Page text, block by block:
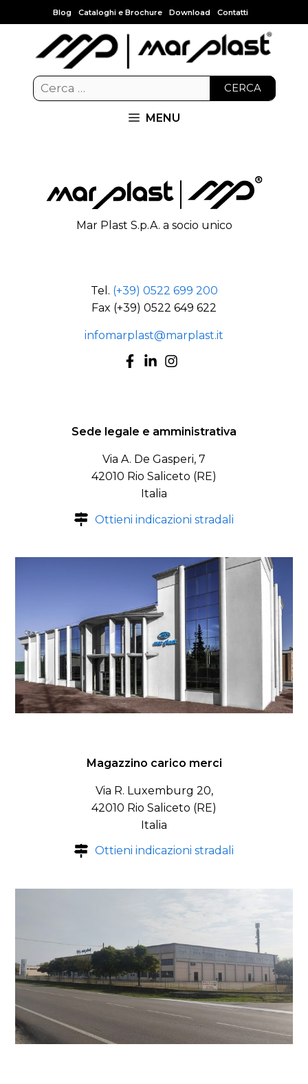
Blog Cataloghi e Brochure Download Contatti
CERCA
MENU
Mar Plast S.p.A. a socio unico
Tel. (+39) 0522 699 200
Fax (+39) 0522 649 622
infomarplast@marplast.it
Sede legale e amministrativa
Via A. De Gasperi, 7
42010 Rio Saliceto (RE)
Italia
Ottieni indicazioni stradali
Magazzino carico merci
Via R. Luxemburg 20,
42010 Rio Saliceto (RE)
Italia
Ottieni indicazioni stradali